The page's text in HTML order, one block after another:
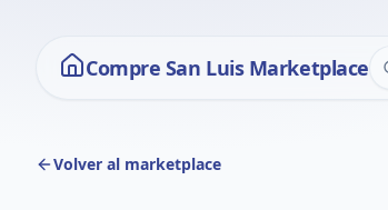
Compre San Luis Marketplace
Volver al marketplace